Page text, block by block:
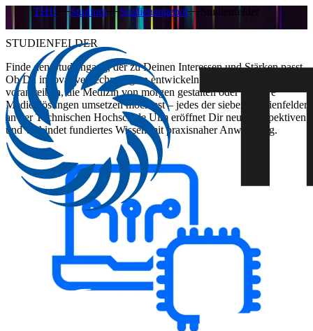
THU Studium Studienangebot Studienfelder
STUDIENFELDER
Finde den Studiengang, der zu Deinen Interessen und Stärken passt.
Ob Du innovative Technologien entwickeln, die Energiewende
vorantreiben, die Medizin von morgen gestalten oder kreative
Medienlösungen umsetzen möchtest – jedes der sieben Studienfelder
an der Technischen Hochschule Ulm eröffnet Dir neue Perspektiven
und verbindet fundiertes Wissen mit praxisnaher Anwendung.